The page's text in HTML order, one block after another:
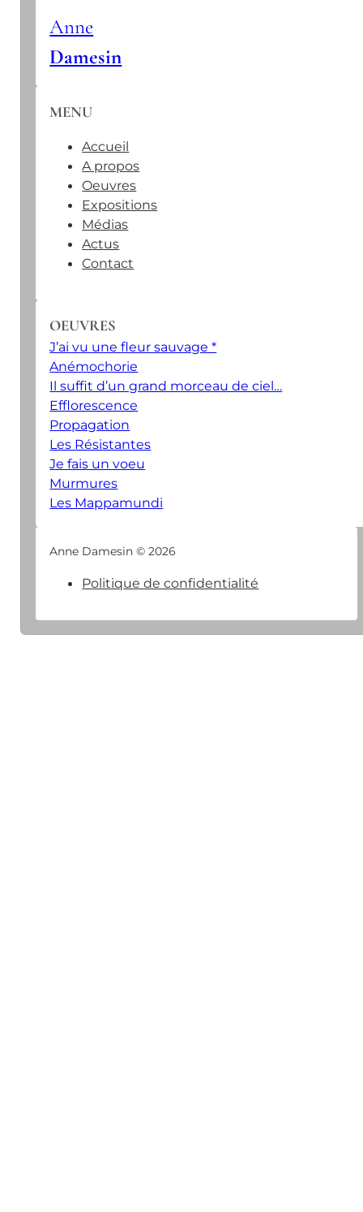
Anne
Damesin
MENU
Accueil
A propos
Oeuvres
Expositions
Médias
Actus
Contact
OEUVRES
J’ai vu une fleur sauvage *
Anémochorie
Il suffit d’un grand morceau de ciel…
Efflorescence
Propagation
Les Résistantes
Je fais un voeu
Murmures
Les Mappamundi
Anne Damesin © 2026
Politique de confidentialité